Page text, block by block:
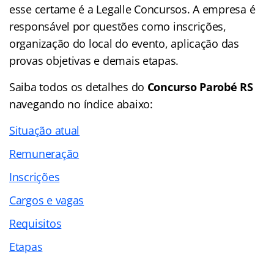
esse certame é a Legalle Concursos. A empresa é
responsável por questões como inscrições,
organização do local do evento, aplicação das
provas objetivas e demais etapas.
Saiba todos os detalhes do Concurso Parobé RS
navegando no índice abaixo:
Situação atual
Remuneração
Inscrições
Cargos e vagas
Requisitos
Etapas